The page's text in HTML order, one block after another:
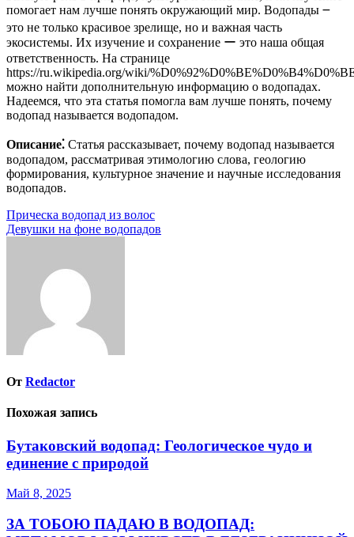
помогает нам лучше понять окружающий мир. Водопады ౼
это не только красивое зрелище, но и важная часть
экосистемы. Их изучение и сохранение ー это наша общая
ответственность. На странице
https://ru.wikipedia.org/wiki/
можно найти дополнительную информацию о водопадах.
Надеемся, что эта статья помогла вам лучше понять, почему
водопад называется водопадом.
Описание⁚ Статья рассказывает, почему водопад называется
водопадом, рассматривая этимологию слова, геологию
формирования, культурное значение и научные исследования
водопадов.
Навигация
по
Прическа водопад из волос
Девушки на фоне водопадов
От Redactor
Похожая запись
Бутаковский водопад: Геологическое чудо и
единение с природой
Май 8, 2025
ЗА ТОБОЮ ПАДАЮ В ВОДОПАД: